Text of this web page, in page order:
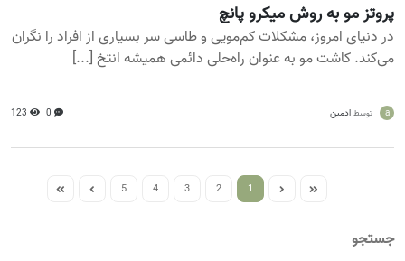
پروتز مو به روش میکرو پانچ
در دنیای امروز، مشکلات کم‌مویی و طاسی سر بسیاری از افراد را نگران
می‌کند. کاشت مو به عنوان راه‌حلی دائمی همیشه انتخ [...]
a توسط ادمین 0
123
1
2
3
4
5
جستجو